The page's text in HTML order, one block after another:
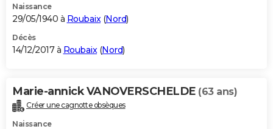
Naissance
29/05/1940 à Roubaix(Nord)
Décès
14/12/2017 à Roubaix(Nord)
Marie-annick VANOVERSCHELDE (63 ans)
Créer une cagnotte obsèques
Naissance